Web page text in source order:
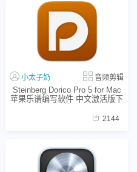
小太子奶 音频剪辑
Steinberg Dorico Pro 5 for Mac
苹果乐谱编写软件 中文激活版下
2144